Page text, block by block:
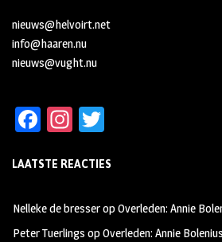
nieuws@helvoirt.net
info@haaren.nu
nieuws@vught.nu
Fa
b
oo
k
In
ag
m
tt
LAATSTE REACTIES
Nelleke de bresseropOverleden: Annie
Peter Tuerlings opOverleden: Annie